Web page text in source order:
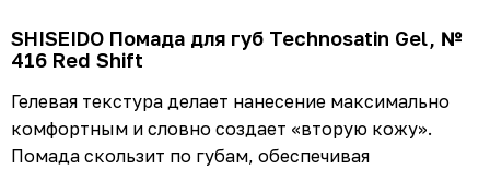
SHISEIDO Помада для губ Technosatin Gel, №
416 Red Shift
Гелевая текстура делает нанесение максимально
комфортным и словно создает «вторую кожу».
Помада скользит по губам, обеспечивая